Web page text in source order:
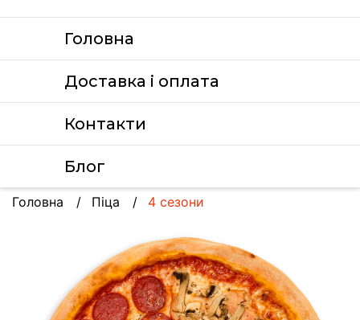
Головна
Доставка i оплата
Контакти
Блог
Головна Піца 4 сезони